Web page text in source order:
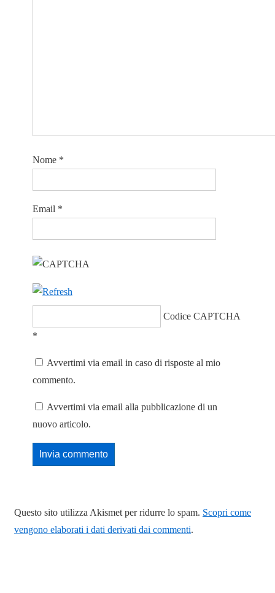
Nome *
Email *
Codice CAPTCHA
*
Avvertimi via email in caso di risposte al mio
commento.
Avvertimi via email alla pubblicazione di un
nuovo articolo.
Questo sito utilizza Akismet per ridurre lo spam. Scopri come
vengono elaborati i dati derivati dai commenti.